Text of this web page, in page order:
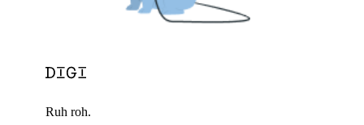
Ruh roh.